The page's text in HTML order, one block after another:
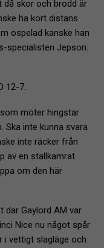
då skor och brodd är
ha kort distans
ospelad kanske han
specialisten Jepson.
12-7.
som möter hingstar
Ska inte kunna svara
inte räcker från
av en stallkamrat
om den här
där Gaylord AM var
Nice nu något spår
i vettigt slagläge och